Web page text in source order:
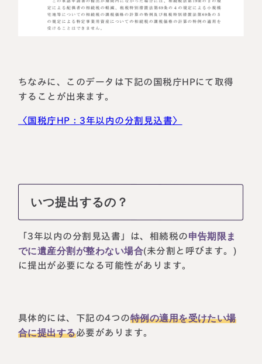
ちなみに、このデータは下記の国税庁HPにて取得
することが出来ます。
〈国税庁HP ：3年以内の分割見込書〉
いつ提出するの？
「3年以内の分割見込書」は、相続税の申告期限ま
でに遺産分割が整わない場合(未分割と呼びます。)
に提出が必要になる可能性があります。
具体的には、下記の4つの特例の適用を受けたい場
合に提出する必要があります。